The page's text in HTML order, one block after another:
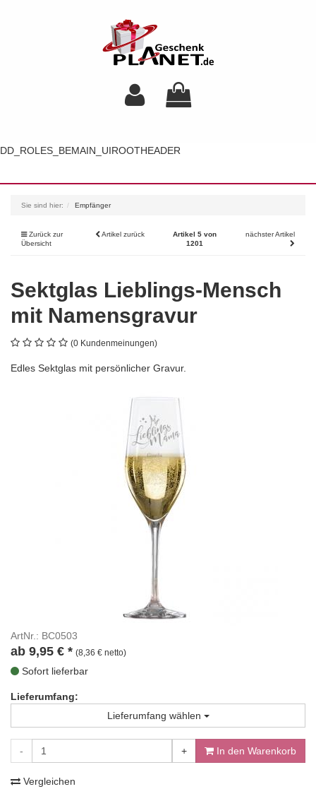
DD_ROLES_BEMAIN_UIROOTHEADER
Sie sind hier: Empfänger
Zurück zur
Übersicht
Artikel zurück
Artikel 5 von
1201
nächster Artikel
Sektglas Lieblings-Mensch
mit Namensgravur
(0 Kundenmeinungen)
Edles Sektglas mit persönlicher Gravur.
ArtNr.: BC0503
ab 9,95 € * (8,36 € netto)
Sofort lieferbar
Lieferumfang:
Lieferumfang wählen
- + In den Warenkorb
Vergleichen